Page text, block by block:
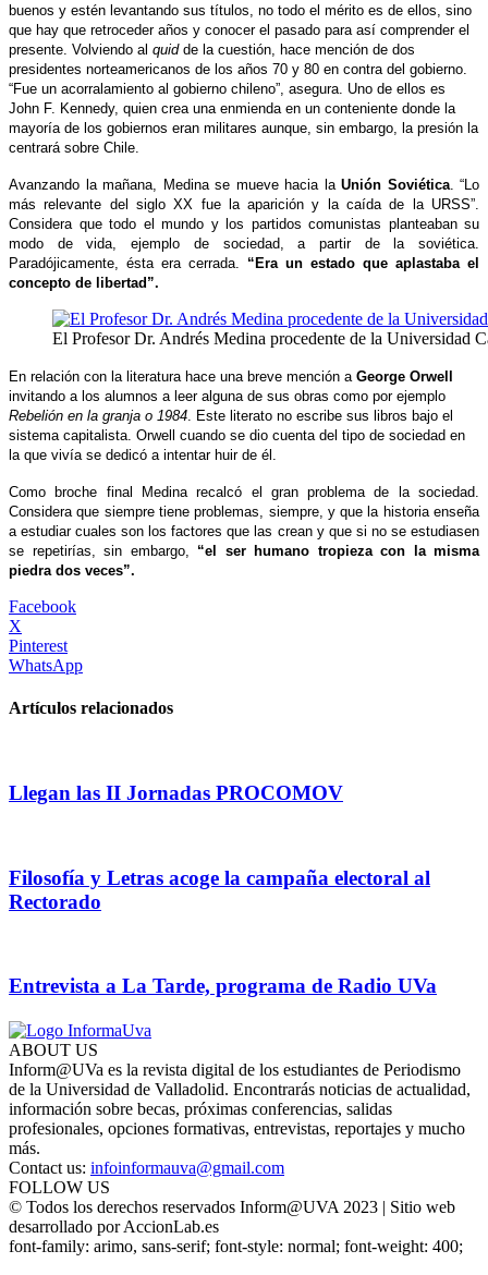
buenos y estén levantando sus títulos, no todo el mérito es de ellos, sino
que hay que retroceder años y conocer el pasado para así comprender el
presente. Volviendo al quidde la cuestión, hace mención de dos
presidentes norteamericanos de los años 70 y 80 en contra del gobierno.
“Fue un acorralamiento al gobierno chileno”, asegura. Uno de ellos es
John F. Kennedy, quien crea una enmienda en un conteniente donde la
mayoría de los gobiernos eran militares aunque, sin embargo, la presión la
centrará sobre Chile.
Avanzando la mañana, Medina se mueve hacia laUnión Soviética. “Lo
más relevante del siglo XX fue la aparición y la caída de la URSS”.
Considera que todo el mundo y los partidos comunistas planteaban su
modo de vida, ejemplo de sociedad, a partir de la soviética.
Paradójicamente, ésta era cerrada. “Era un estado que aplastaba el
concepto de libertad”.
El Profesor Dr. Andrés Medina procedente de la Universidad
En relación con la literatura hace una breve mención a George Orwell
invitando a los alumnos a leer alguna de sus obras como por ejemplo
Rebelión en la granja o 1984 . Este literato no escribe sus libros bajo el
sistema capitalista. Orwell cuando se dio cuenta del tipo de sociedad en
la que vivía se dedicó a intentar huir de él.
Como broche final Medina recalcó el gran problema de la sociedad.
Considera que siempre tiene problemas, siempre, y que la historia enseña
a estudiar cuales son los factores que las crean y que si no se estudiasen
se repetirías, sin embargo, “el ser humano tropieza con la misma
piedra dos veces”.
Facebook
X
Pinterest
WhatsApp
Artículos relacionados
Llegan las II Jornadas PROCOMOV
Filosofía y Letras acoge la campaña electoral al
Rectorado
Entrevista a La Tarde, programa de Radio UVa
ABOUT US
Inform@UVa es la revista digital de los estudiantes de Periodismo
de la Universidad de Valladolid. Encontrarás noticias de actualidad,
información sobre becas, próximas conferencias, salidas
profesionales, opciones formativas, entrevistas, reportajes y mucho
más.
Contact us: infoinformauva@gmail.com
FOLLOW US
© Todos los derechos reservados Inform@UVA 2023 | Sitio web
desarrollado por AccionLab.es
font-family: arimo, sans-serif; font-style: normal; font-weight: 400;